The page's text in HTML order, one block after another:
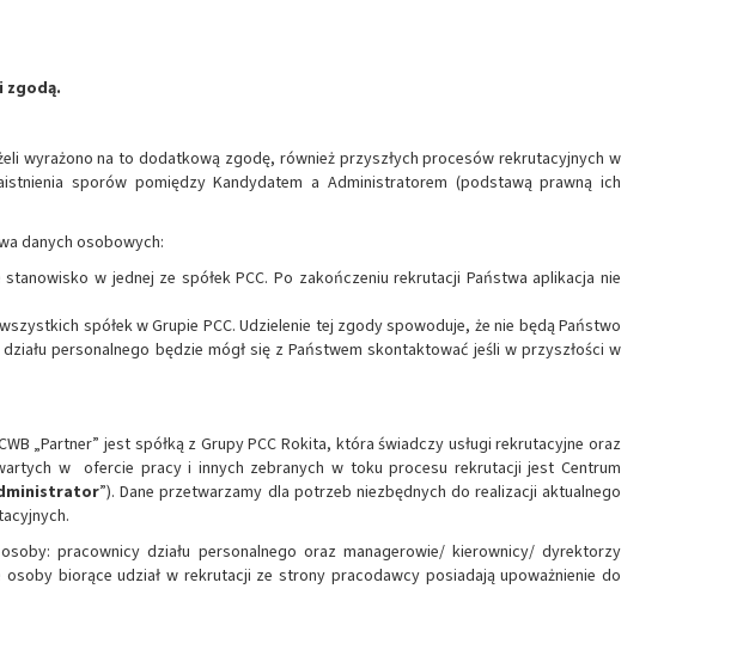
zgodą.
wyrażono na to dodatkową zgodę, również przyszłych procesów rekrutacyjnych w
sporów pomiędzy Kandydatem a Administratorem (podstawą prawną ich
danych osobowych:
w jednej ze spółek PCC. Po zakończeniu rekrutacji Państwa aplikacja nie
spółek w Grupie PCC. Udzielenie tej zgody spowoduje, że nie będą Państwo
personalnego będzie mógł się z Państwem skontaktować jeśli w przyszłości w
„Partner” jest spółką z Grupy PCC Rokita, która świadczy usługi rekrutacyjne oraz
w ofercie pracy i innych zebranych w toku procesu rekrutacji jest Centrum
”). Dane przetwarzamy dla potrzeb niezbędnych do realizacji aktualnego
pracownicy działu personalnego oraz managerowie/ kierownicy/ dyrektorzy
biorące udział w rekrutacji ze strony pracodawcy posiadają upoważnienie do